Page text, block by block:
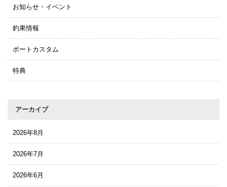
お知らせ・イベント
釣果情報
ボートカスタム
特典
アーカイブ
2026年8月
2026年7月
2026年6月